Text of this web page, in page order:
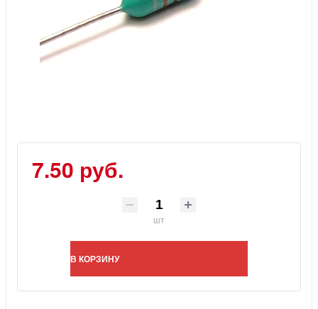
7.50 руб.
шт
В КОРЗИНУ